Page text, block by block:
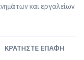
και εργαλείων
ΚΡΑΤΉΣΤΕ ΕΠΑΦΉ